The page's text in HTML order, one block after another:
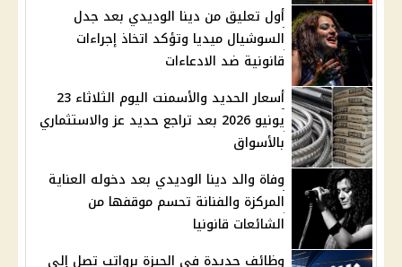
أول تعليق من دينا الوديدي بعد جدل
السوشيال ميديا وتؤكد اتخاذ إجراءات
قانونية ضد الادعاءات
أسعار الحديد والأسمنت اليوم الثلاثاء 23
يونيو 2026 بعد تراجع حديد عز والاستثماري
بالأسواق
وفاة والد دينا الوديدي بعد دخوله العناية
المركزة والفنانة تحسم موقفها من
الشائعات قانونيا
وظائف جديدة في الجيزة برواتب تصل إلى